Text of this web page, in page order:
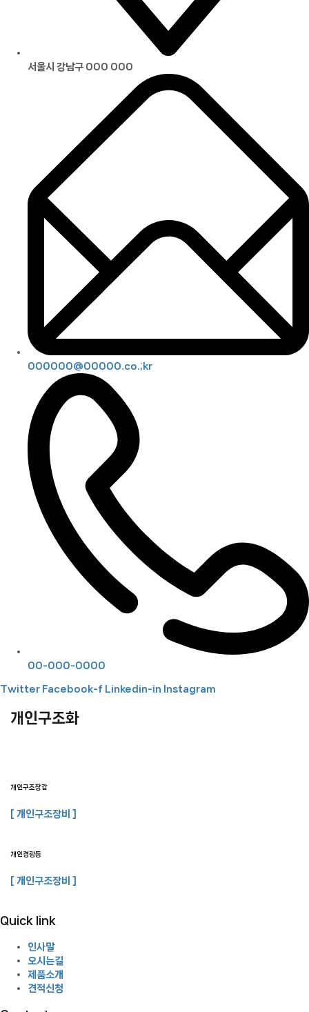
서울시 강남구 000 000
000000@00000.co.;kr
00-000-0000
Twitter Facebook-f Linkedin-in Instagram
개인구조화
개인구조장갑
[ 개인구조장비 ]
개인경광등
[ 개인구조장비 ]
Quick link
인사말
오시는길
제품소개
견적신청